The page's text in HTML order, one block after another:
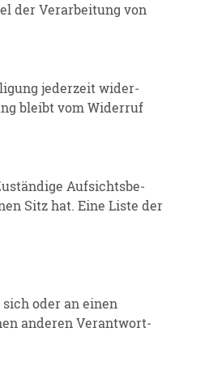
der Verar­beitung von
jederzeit wider­
bleibt vom Widerruf
Aufsichts­be­
Sitz hat. Eine Liste der
oder an einen
anderen Verant­wort­